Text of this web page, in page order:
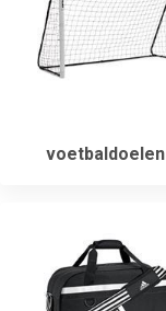
voetbaldoelen